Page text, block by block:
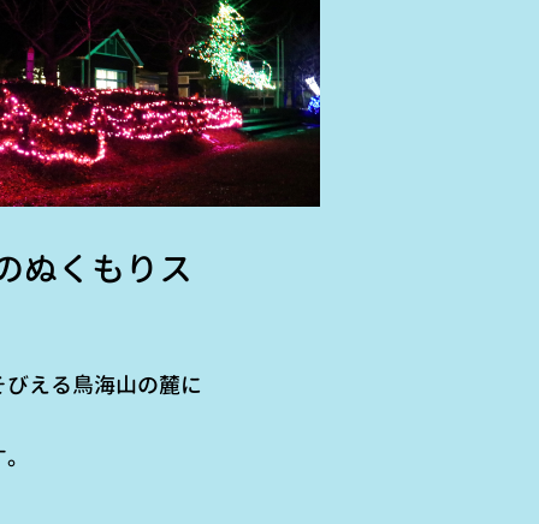
ぬくもりス
える鳥海山の麓に